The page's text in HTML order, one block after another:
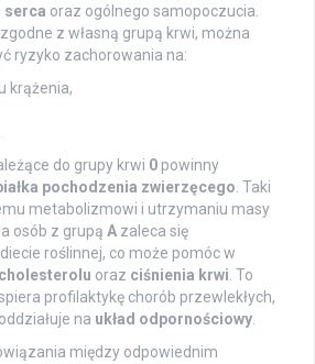
serca oraz ogólnego samopoczucia.
z własną grupą krwi, można
ryzyko zachorowania na:
krążenia,
do grupy krwi 0 powinny
pochodzenia zwierzęcego . Taki
metabolizmowi i utrzymaniu masy
osób z grupą A zaleca się
roślinnej, co może pomóc w
oraz ciśnienia krwi . To
profilaktykę chorób przewlekłych,
na układ odpornościowy
między odpowiednim